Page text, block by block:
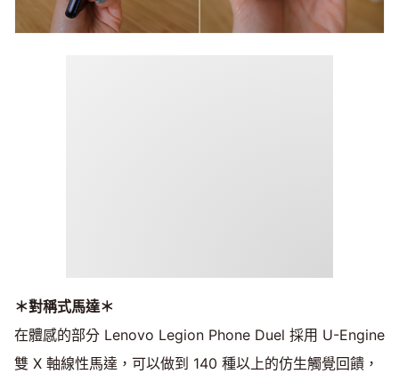
＊對稱式馬達＊
在體感的部分 Lenovo Legion Phone Duel 採用 U-Engine
雙 X 軸線性馬達，可以做到 140 種以上的仿生觸覺回饋，